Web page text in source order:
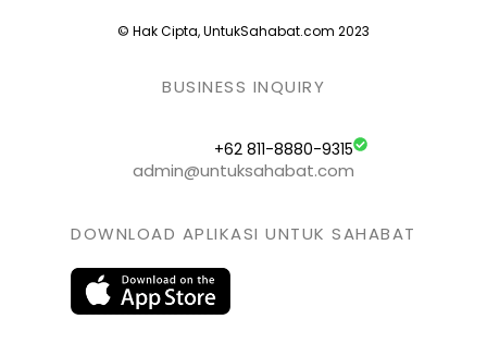
© Hak Cipta, UntukSahabat.com 2023
BUSINESS INQUIRY
+62 811-8880-9315
admin@untuksahabat.com
DOWNLOAD APLIKASI UNTUK SAHABAT